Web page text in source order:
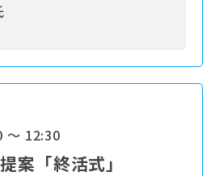
～ 12:30
案「終活式」